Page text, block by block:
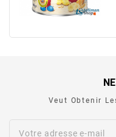
Veut Obtenir